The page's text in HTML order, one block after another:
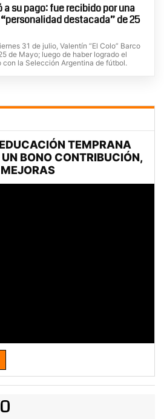
a su pago: fue recibido por una
destacada” de 25
31 de julio, Valentín “El Colo” Barco
de Mayo; luego de haber logrado el
con la Selección Argentina de fútbol.